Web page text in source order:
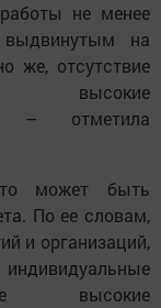
не менее
на
же, отсутствие
высокие
– отметила
может быть
По ее словам,
и организаций,
высокие